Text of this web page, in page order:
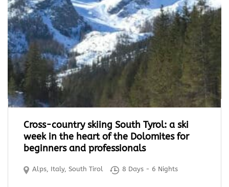
Cross-country skiing South Tyrol: a ski
week in the heart of the Dolomites for
beginners and professionals
Alps, Italy,South Tirol 8 Days - 6 Nights